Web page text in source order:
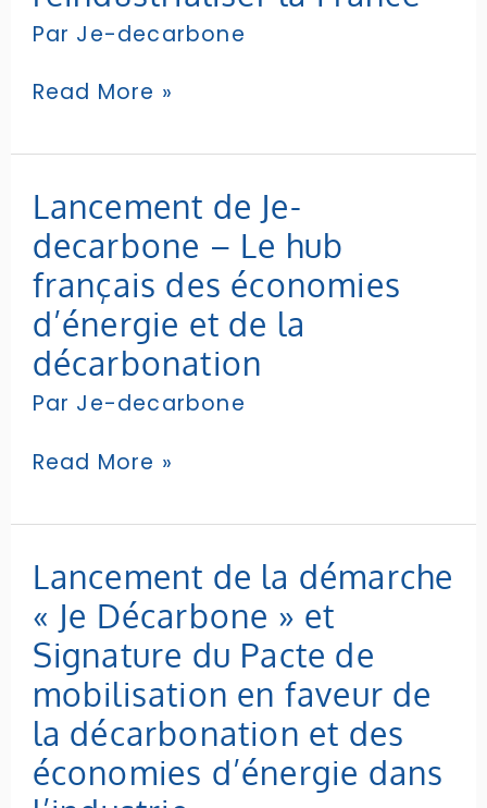
Par Je-decarbone
référence
pour
de
une
opportunité
de
réindustrialiser
la
France
Read More »
Lancement de Je-
decarbone – Le hub
français des économies
d’énergie et de la
décarbonation
Par Je-decarbone
Lancement
de
Je-
decarbone
–
Le
hub
français
des
d’énergie
décarbonation
Read More »
Lancement de la démarche
« Je Décarbone » et
Signature du Pacte de
mobilisation en faveur de
la décarbonation et des
économies d’énergie dans
Lancement
de
la
démarche
«
Je
Décarbone
»
et